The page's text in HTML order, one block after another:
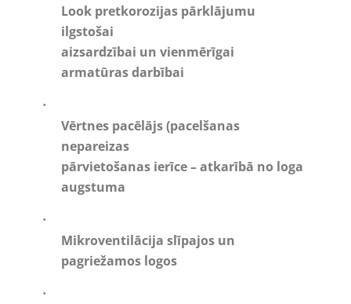
Look pretkorozijas pārklājumu
ilgstošai
aizsardzībai un vienmērīgai
armatūras darbībai
·
Vērtnes pacēlājs (pacelšanas
nepareizas
pārvietošanas ierīce – atkarībā no loga
augstuma
·
Mikroventilācija slīpajos un
pagriežamos logos
·